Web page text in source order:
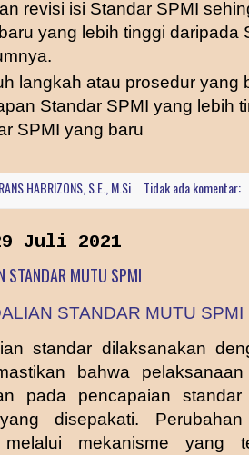
revisi isi Standar SPMI
yang lebih tinggi daripada
langkah atau prosedur yang
Standar SPMI yang lebih
SPMI yang baru
HABRIZONS, S.E., M.Si Tidak ada komentar:
Juli 2021
STANDAR MUTU SPMI
STANDAR MUTU SPMI
standar dilaksanakan
bahwa
pada pencapaian
disepakati.
melalui mekanisme yang